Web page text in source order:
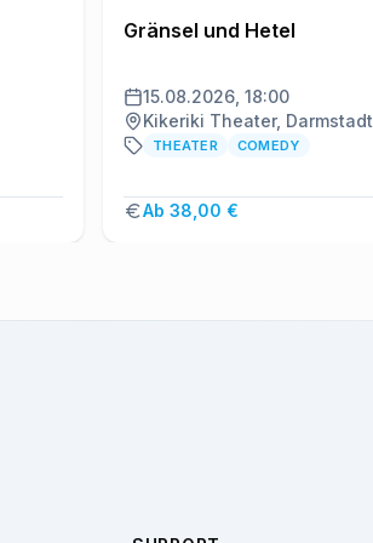
Gränsel und Hetel
15.08.2026, 18:00
Kikeriki Theater, Darmstadt
THEATER COMEDY
Ab 38,00 €